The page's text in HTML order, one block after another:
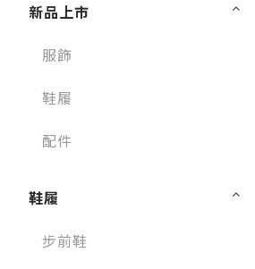
新品上市
服飾
鞋履
配件
鞋履
步前鞋